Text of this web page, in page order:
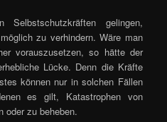
gelingen,
zu verhindern. Wäre man
vorauszusetzen, so hätte der
Lücke. Denn die Kräfte
können nur in solchen Fällen
es gilt, Katastrophen von
oder zu beheben.